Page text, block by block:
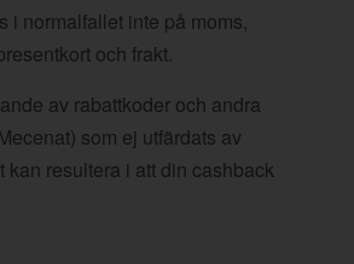
i normalfallet inte på moms,
och frakt.
av rabattkoder och andra
som ej utfärdats av
kan resultera i att din cashback